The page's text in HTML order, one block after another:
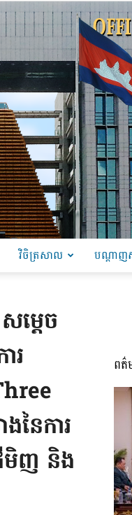
វិចិត្រសាល បណ្តាញ
ម្តេច
រ
នៃការ
មិញ និង
ពត៌